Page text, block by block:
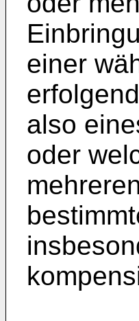
einer
also
oder